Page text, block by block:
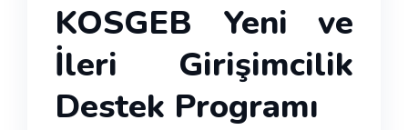
KOSGEB Yeni ve
İleri Girişimcilik
Destek Programı